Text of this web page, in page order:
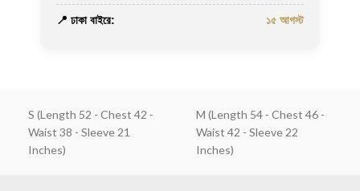
📍 ঢাকা বাইরে: ১৫ আগস্ট
S (Length 52 - Chest 42 -
Waist 38 - Sleeve 21
Inches)
M (Length 54 - Chest 46 -
Waist 42 - Sleeve 22
Inches)